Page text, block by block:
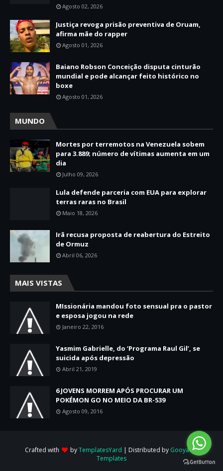
Agosto 02, 2026
Justiça revoga prisão preventiva de Oruam,
afirma mãe do rapper
Agosto 01, 2026
Baiano Robson Conceição disputa cinturão
mundial e pode alcançar feito histórico no
boxe
Agosto 01, 2026
MUNDO
Mortes por terremotos na Venezuela sobem
para 3.889; número de vítimas aumenta em um
dia
Julho 09, 2026
Lula defende parceria com EUA para explorar
terras raras no Brasil
Maio 18, 2026
Irã recusa proposta de reabertura do Estreito
de Ormuz
Abril 06, 2026
MAIS VISTAS
MIssionária mandou foto sensual pra o pastor
e esposa jogou na rede
Janeiro 22, 2016
Yasmim Gabrielle, do ‘Programa Raul Gil’, se
suicida após depressão
Abril 21, 2019
6 JOVENS MORREM APÓS PROCURAR UM
POKÉMON GO NO MEIO DA BR-539
Agosto 09, 2016
Crafted with byTemplatesYard | Distributed by Gooyaabi
Templates